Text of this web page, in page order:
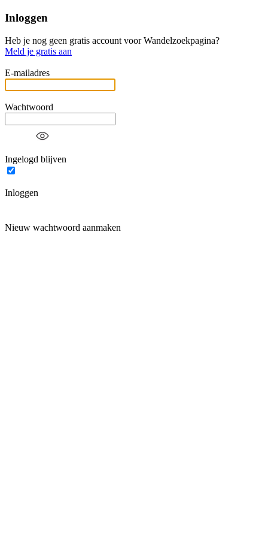
Inloggen
Heb je nog geen gratis account voor Wandelzoekpagina?
Meld je gratis aan
E-mailadres
Wachtwoord
Ingelogd blijven
Inloggen
Nieuw wachtwoord aanmaken